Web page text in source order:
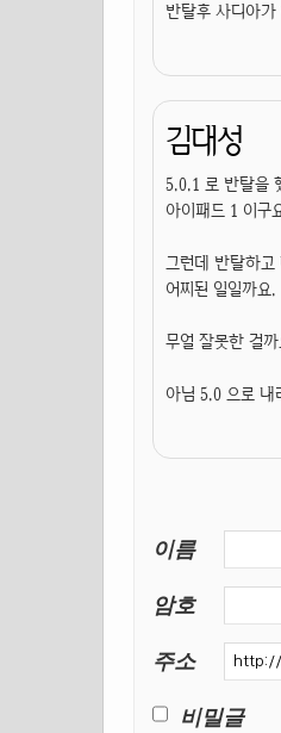
반탈후 사디아가
김대성
5.0.1 로 반탈을
아이패드 1 이구
그런데 반탈하고
어찌된 일일까요.
무얼 잘못한 걸까
아님 5.0 으로 내
이름
암호
주소
비밀글